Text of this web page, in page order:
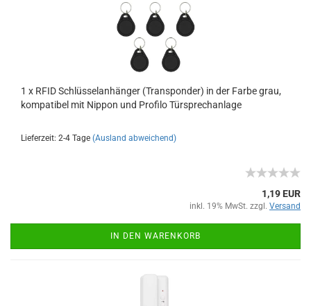
1 x RFID Schlüsselanhänger (Transponder) in der Farbe grau,
kompatibel mit Nippon und Profilo Türsprechanlage
Lieferzeit: 2-4 Tage (Ausland abweichend)
1,19 EUR
inkl. 19% MwSt. zzgl. Versand
IN DEN WARENKORB